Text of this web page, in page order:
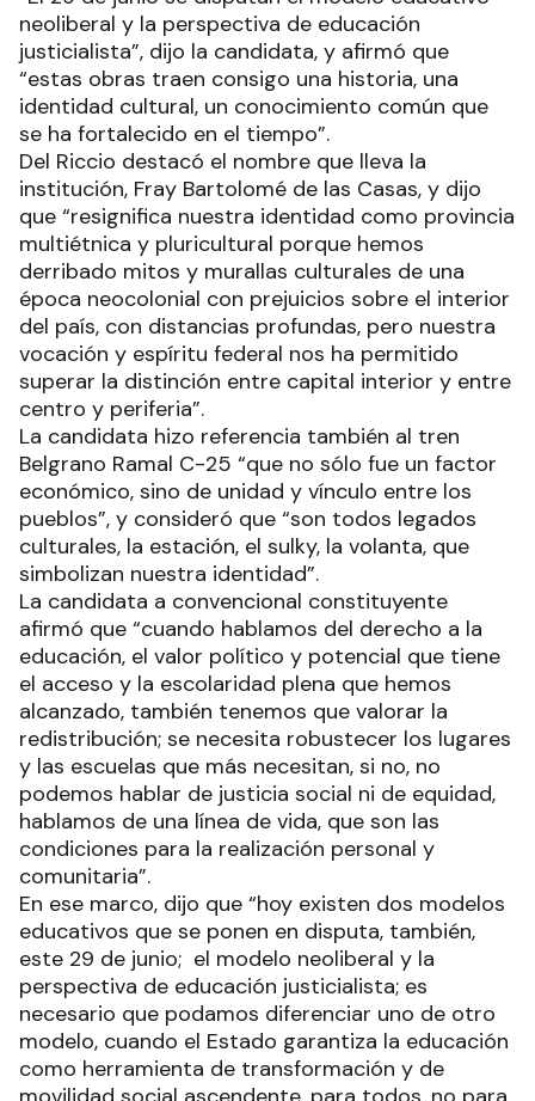
neoliberal y la perspectiva de educación
justicialista”, dijo la candidata, y afirmó que
“estas obras traen consigo una historia, una
identidad cultural, un conocimiento común que
se ha fortalecido en el tiempo”.
Del Riccio destacó el nombre que lleva la
institución, Fray Bartolomé de las Casas, y dijo
que “resignifica nuestra identidad como provincia
multiétnica y pluricultural porque hemos
derribado mitos y murallas culturales de una
época neocolonial con prejuicios sobre el interior
del país, con distancias profundas, pero nuestra
vocación y espíritu federal nos ha permitido
superar la distinción entre capital interior y entre
centro y periferia”.
La candidata hizo referencia también al tren
Belgrano Ramal C-25 “que no sólo fue un factor
económico, sino de unidad y vínculo entre los
pueblos”, y consideró que “son todos legados
culturales, la estación, el sulky, la volanta, que
simbolizan nuestra identidad”.
La candidata a convencional constituyente
afirmó que “cuando hablamos del derecho a la
educación, el valor político y potencial que tiene
el acceso y la escolaridad plena que hemos
alcanzado, también tenemos que valorar la
redistribución; se necesita robustecer los lugares
y las escuelas que más necesitan, si no, no
podemos hablar de justicia social ni de equidad,
hablamos de una línea de vida, que son las
condiciones para la realización personal y
comunitaria”.
En ese marco, dijo que “hoy existen dos modelos
educativos que se ponen en disputa, también,
este 29 de junio; el modelo neoliberal y la
perspectiva de educación justicialista; es
necesario que podamos diferenciar uno de otro
modelo, cuando el Estado garantiza la educación
como herramienta de transformación y de